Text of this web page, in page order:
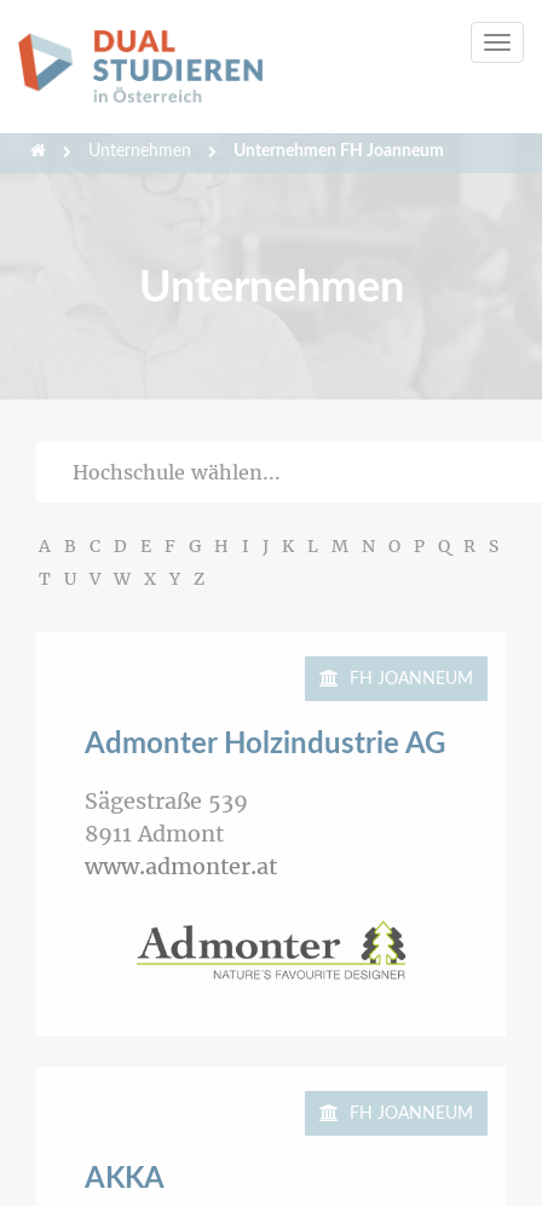
Unternehmen Unternehmen FH Joanneum
Unternehmen
A B C D E F G H I J K L M N O P Q R
S
T
U V W X Y Z
FH JOANNEUM
Admonter Holzindustrie AG
Sägestraße 539
8911Admont
www.admonter.at
FH JOANNEUM
AKKA